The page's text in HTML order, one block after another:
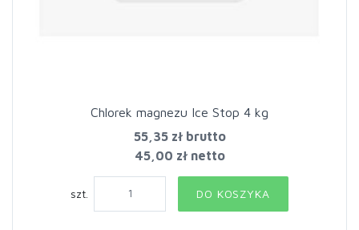
Chlorek magnezu Ice Stop 4 kg
55,35 złbrutto
45,00 zł netto
szt. DO KOSZYKA